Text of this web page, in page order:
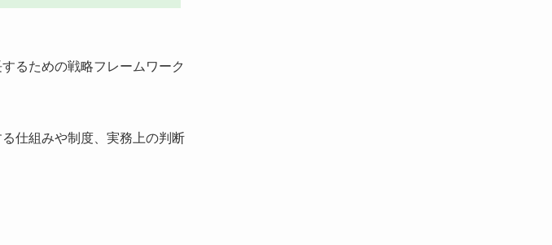
るための戦略フレームワーク
仕組みや制度、実務上の判断